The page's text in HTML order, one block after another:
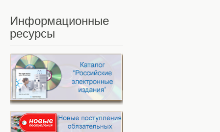
Информационные
ресурсы